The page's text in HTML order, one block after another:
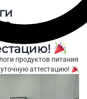
сдали
продуктов питания
аттестацию!